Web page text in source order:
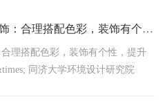
上海办公室装潢：色彩与装饰：合理搭配色彩，装饰有个性，提升办公环境美感
理搭配色彩，装饰有个性，提升
同济大学环境设计研究院